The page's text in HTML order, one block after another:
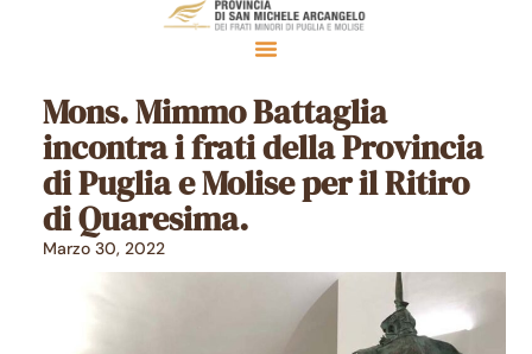
Mons. Mimmo Battaglia
incontra i frati della Provincia
di Puglia e Molise per il Ritiro
di Quaresima.
Marzo 30, 2022